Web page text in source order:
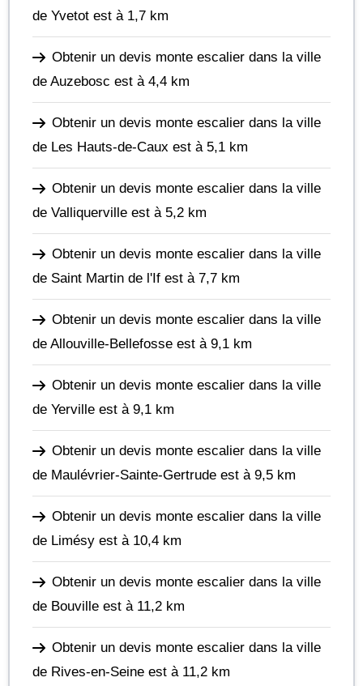
de Yvetot est à 1,7 km
Obtenir un devis monte escalier dans la ville
de Auzebosc est à 4,4 km
Obtenir un devis monte escalier dans la ville
de Les Hauts-de-Caux est à 5,1 km
Obtenir un devis monte escalier dans la ville
de Valliquerville est à 5,2 km
Obtenir un devis monte escalier dans la ville
de Saint Martin de l'If est à 7,7 km
Obtenir un devis monte escalier dans la ville
de Allouville-Bellefosse est à 9,1 km
Obtenir un devis monte escalier dans la ville
de Yerville est à 9,1 km
Obtenir un devis monte escalier dans la ville
de Maulévrier-Sainte-Gertrude est à 9,5 km
Obtenir un devis monte escalier dans la ville
de Limésy est à 10,4 km
Obtenir un devis monte escalier dans la ville
de Bouville est à 11,2 km
Obtenir un devis monte escalier dans la ville
de Rives-en-Seine est à 11,2 km